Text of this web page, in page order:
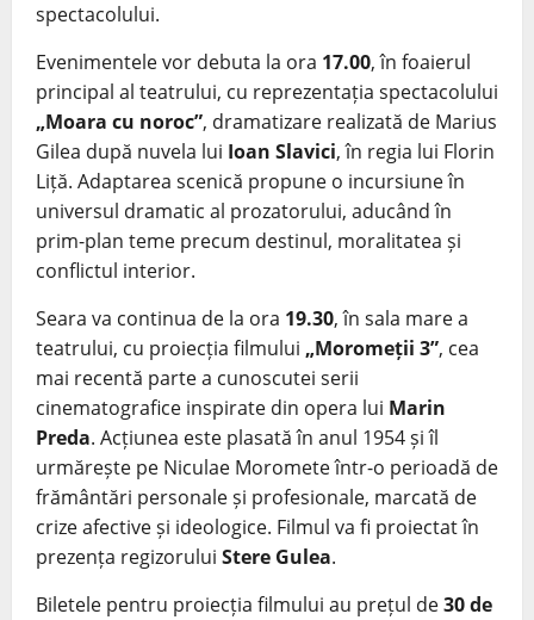
spectacolului.
Evenimentele vor debuta la ora 17.00, în foaierul
principal al teatrului, cu reprezentația spectacolului
„Moara cu noroc”, dramatizare realizată de Marius
Gilea după nuvela lui Ioan Slavici, în regia lui Florin
Liță. Adaptarea scenică propune o incursiune în
universul dramatic al prozatorului, aducând în
prim-plan teme precum destinul, moralitatea și
conflictul interior.
Seara va continua de la ora 19.30, în sala mare a
teatrului, cu proiecția filmului „Moromeții 3”, cea
mai recentă parte a cunoscutei serii
cinematografice inspirate din opera lui Marin
Preda. Acțiunea este plasată în anul 1954 și îl
urmărește pe Niculae Moromete într-o perioadă de
frământări personale și profesionale, marcată de
crize afective și ideologice. Filmul va fi proiectat în
prezența regizorului Stere Gulea.
Biletele pentru proiecția filmului au prețul de30 de